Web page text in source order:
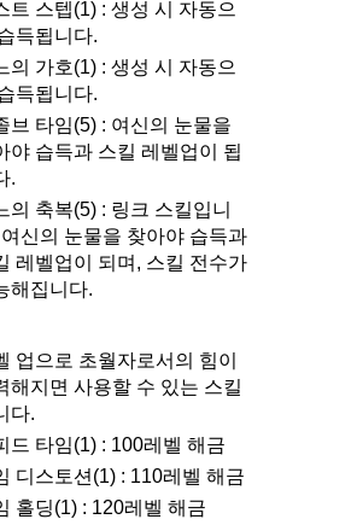
트 스텝(1) : 생성 시 자동으
득됩니다.
의 가호(1) : 생성 시 자동으
득됩니다.
브 타임(5) : 여신의 눈물을
야 습득과 스킬 레벨업이 됩
.
의 축복(5) : 링크 스킬입니
신의 눈물을 찾아야 습득과
레벨업이 되며, 스킬 전수가
해집니다.
업으로 초월자로서의 힘이
해지면 사용할 수 있는 스킬
다.
드 타임(1) : 100레벨 해금
디스토션(1) : 110레벨 해금
홀딩(1) : 120레벨 해금